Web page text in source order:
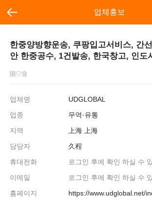
업체홍보
한중양방향운송, 쿠팡입고서비스, 간
안 한중공수, 1건발송, 한국창고, 인도
国♡业
업체명
UDGLOBAL
업종
무역·유통
지역
上海 上海
담당자
久程
휴대전화
로그인 후에 확인 하실 수
이메일
로그인 후에 확인 하실 수
홈페이지
https://www.udglobal.net/